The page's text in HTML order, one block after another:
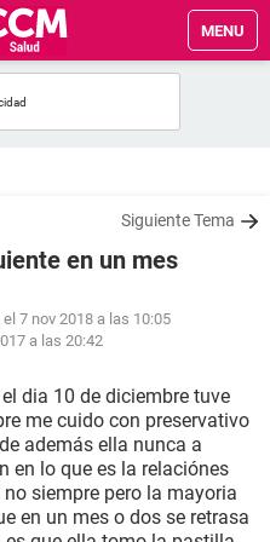
MENU
Siguiente Tema
en un mes
7 nov 2018 a las 10:05
a las 20:42
dia 10 de diciembre tuve
me cuido con preservativo
además ella nunca a
en lo que es la relaciónes
siempre pero la mayoria
en un mes o dos se retrasa